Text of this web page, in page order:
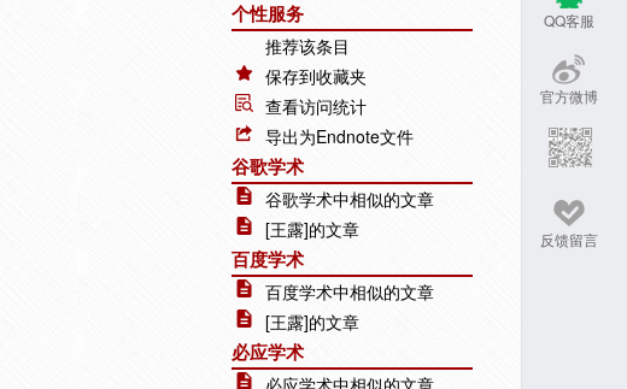
QQ客服
官方微博
反馈留言
个性服务
推荐该条目
保存到收藏夹
查看访问统计
导出为Endnote文件
谷歌学术
谷歌学术中相似的文章
[王露]的文章
百度学术
百度学术中相似的文章
[王露]的文章
必应学术
必应学术中相似的文章